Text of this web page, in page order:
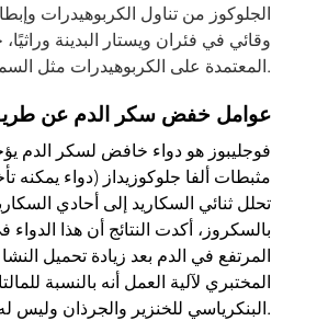
الجلوكوز من تناول الكربوهيدرات
وقائي في فئران ويستار البدينة
المعتمدة على الكربوهيدرات مثل السمنة. فوجليبوز أقوى بكثير وله آثار جانبية أقل من أكاربوز، وهو عامل آخر في فئته.
عوامل خفض سكر الدم عن
فوجليبوز هو دواء خافض لسكر الدم
مثبطات ألفا جلوكوزيداز (دواء يمكنه
تحلل ثنائي السكاريد إلى أحادي
بالسكروز، أكدت النتائج أن هذا
المرتفع في الدم بعد زيادة تحميل
المختبري لآلية العمل أنه بالنسبة
البنكرياسي للخنزير والجرذان وليس له تأثير مثبط على بيتا جلوكوزيداز. له تأثير مثبط تنافسي على هيدرولاز ثنائي السكاريد لمجمع إيزومالتاز-سكراز من الأمعاء الدقيقة للجرذان.